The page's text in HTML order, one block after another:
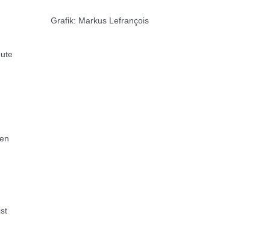
Grafik: Markus Lefrançois